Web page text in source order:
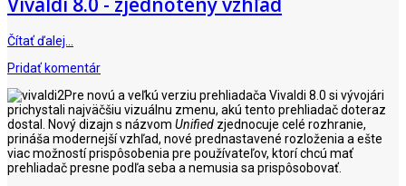
Čítať ďalej…
Pridať komentár
Pre novú a veľkú verziu prehliadača Vivaldi 8.0 si vývojári
prichystali najväčšiu vizuálnu zmenu, akú tento prehliadač doteraz
dostal. Nový dizajn s názvom Unified zjednocuje celé rozhranie,
prináša modernejší vzhľad, nové prednastavené rozloženia a ešte
viac možností prispôsobenia pre používateľov, ktorí chcú mať
prehliadač presne podľa seba a nemusia sa prispôsobovať.